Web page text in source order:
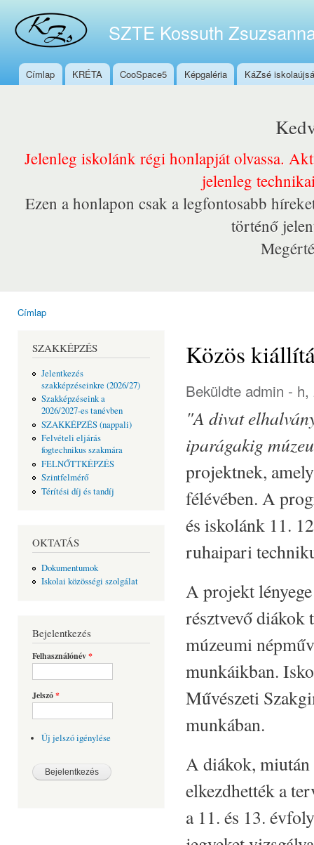
SZTE Kossuth
Főmenü
Címlap KRÉTA CooSpace5 Képgaléria KáZsé
Jelenleg iskolánk régi honlapját olvassa.
jelenleg
Ezen a honlapon csak a legfontosabb
történő
Címlap
SZAKKÉPZÉS
Jelentkezés
szakképzéseinkre (2026/27)
Szakképzéseink a
2026/2027-es tanévben
SZAKKÉPZÉS (nappali)
Felvételi eljárás
fogtechnikus szakmára
FELNŐTTKÉPZÉS
Szintfelmérő
Térítési díj és tandíj
OKTATÁS
Dokumentumok
Iskolai közösségi szolgálat
Bejelentkezés
Felhasználónév*
Jelszó*
Új jelszó igénylése
Közös
Beküldte admin - h,
"A divat
iparágakig
projektnek,
félévében. A
és iskolánk 11.
ruhaipari
A projekt
résztvevő diákok
múzeumi
munkáikban.
Művészeti
munkában.
A diákok, miután
elkezdhették a
a 11. és 13.